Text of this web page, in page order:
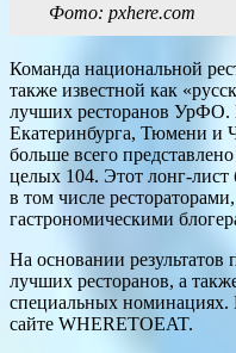
Фото: pxhere.com
Команда национальной
также известной как
лучших ресторанов УрФО.
Екатеринбурга, Тюмени и
больше всего
целых 104. Этот лонг-лист
в том числе
гастрономическими
На основании результатов
лучших ресторанов, а
специальных номинациях.
сайте WHERETOEAT.